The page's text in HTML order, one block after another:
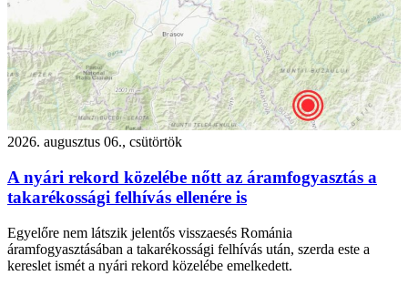
2026. augusztus 06., csütörtök
A nyári rekord közelébe nőtt az áramfogyasztás a
takarékossági felhívás ellenére is
Egyelőre nem látszik jelentős visszaesés Románia
áramfogyasztásában a takarékossági felhívás után, szerda este a
kereslet ismét a nyári rekord közelébe emelkedett.